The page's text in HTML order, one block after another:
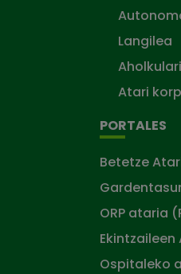
Langilea
Atari
PORTALES
Betetze
ORP ataria
Ekintzaileen
Ospitaleko